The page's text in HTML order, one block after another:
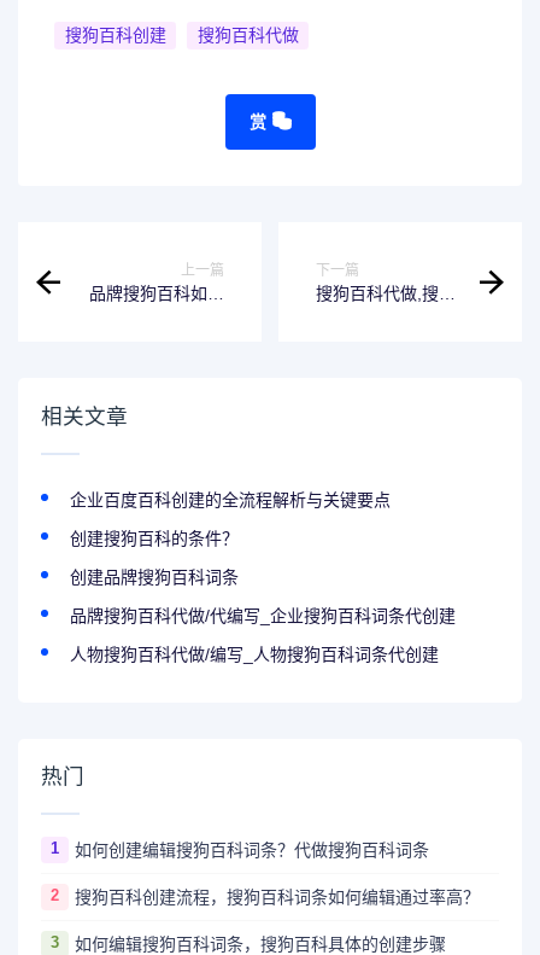
搜狗百科创建 搜狗百科代做
赏
上一篇
品牌搜狗百科如何
下一篇
搜狗百科代做,搜狗
相关文章
企业百度百科创建的全流程解析与关键要点
创建搜狗百科的条件？
创建品牌搜狗百科词条
品牌搜狗百科代做/代编写_企业搜狗百科词条代创建
人物搜狗百科代做/编写_人物搜狗百科词条代创建
热门
1 如何创建编辑搜狗百科词条？代做搜狗百科词条
2 搜狗百科创建流程，搜狗百科词条如何编辑通过率高？
3 如何编辑搜狗百科词条，搜狗百科具体的创建步骤